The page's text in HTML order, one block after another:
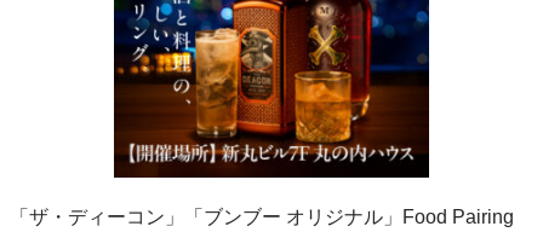
「ザ・ディーコン」「ブンブー オリジナル」Food Pairing